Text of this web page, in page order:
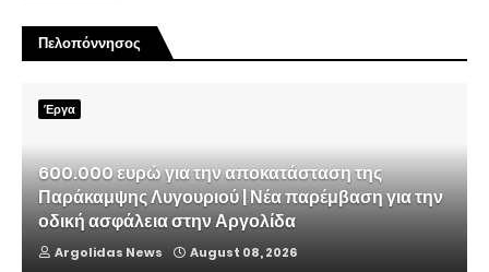
Πελοπόννησος
Έργα
600.000 ευρώ για την αποκατάσταση της
Παράκαμψης Λυγουριού | Νέα παρέμβαση για την
οδική ασφάλεια στην Αργολίδα
Argolidas News August 08, 2026